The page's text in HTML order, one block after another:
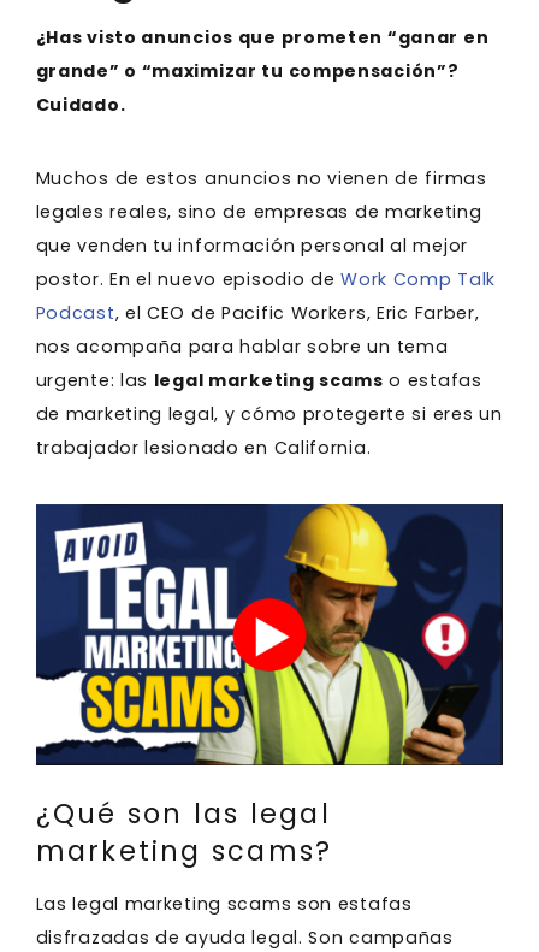
¿Has visto anuncios que prometen “ganar en
grande” o “maximizar tu compensación”?
Cuidado.
Muchos de estos anuncios no vienen de firmas
legales reales, sino de empresas de marketing
que venden tu información personal al mejor
postor. En el nuevo episodio deWork Comp Talk
Podcast, el CEO de Pacific Workers, Eric Farber,
nos acompaña para hablar sobre un tema
urgente: las legal marketing scams o estafas
de marketing legal, y cómo protegerte si eres un
trabajador lesionado en California.
¿Qué son las legal
marketing scams?
Las legal marketing scams son estafas
disfrazadas de ayuda legal. Son campañas